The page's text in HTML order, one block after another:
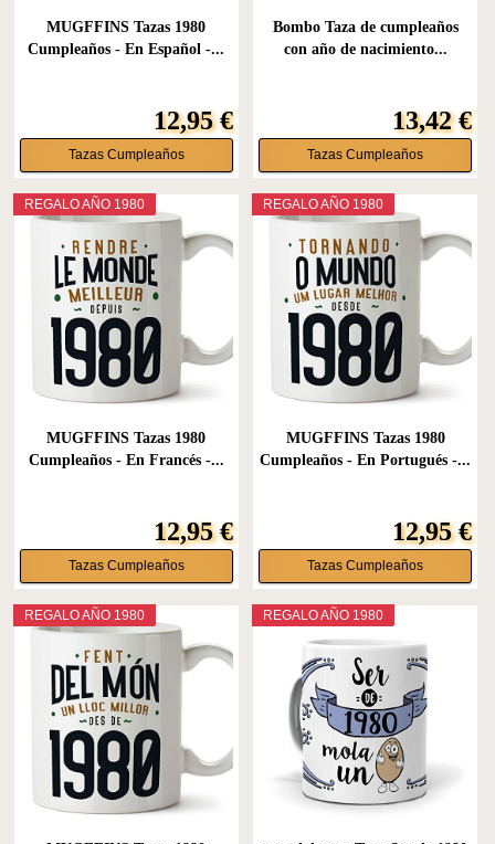
MUGFFINS Tazas 1980
Cumpleaños - En Español -...
12,95 €
Tazas Cumpleaños
Bombo Taza de cumpleaños
con año de nacimiento...
13,42 €
Tazas Cumpleaños
REGALO AÑO 1980
MUGFFINS Tazas 1980
Cumpleaños - En Francés -...
12,95 €
Tazas Cumpleaños
REGALO AÑO 1980
MUGFFINS Tazas 1980
Cumpleaños - En Portugués -...
12,95 €
Tazas Cumpleaños
REGALO AÑO 1980 REGALO AÑO 1980